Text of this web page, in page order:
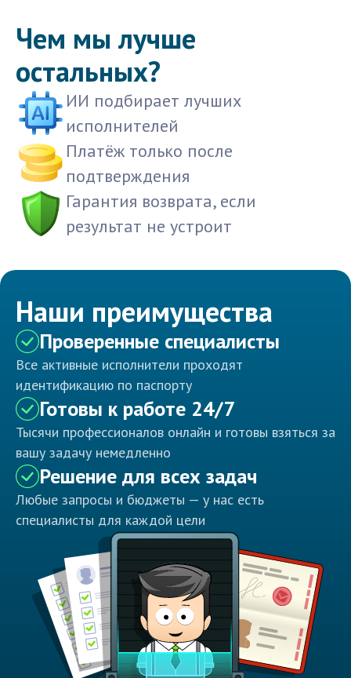
Чем мы лучше
остальных?
ИИ подбирает лучших
исполнителей
Платёж только после
подтверждения
Гарантия возврата, если
результат не устроит
Наши преимущества
Проверенные специалисты
Все активные исполнители проходят
идентификацию по паспорту
Готовы к работе 24/7
Тысячи профессионалов онлайн и готовы взяться за
вашу задачу немедленно
Решение для всех задач
Любые запросы и бюджеты — у нас есть
специалисты для каждой цели